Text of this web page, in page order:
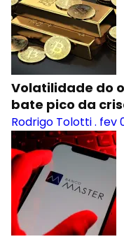
Volatilidade do
bate pico da
Rodrigo Tolotti. fev